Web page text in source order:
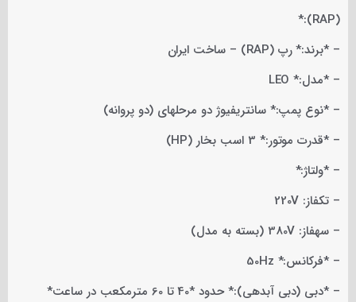
(RAP):*
– *برند:* رپ (RAP) – ساخت ایران
– *مدل:* LEO
– *نوع پمپ:* سانتریفیوژ دو مرحلهای (دو پروانه)
– *قدرت موتور:* 3 اسب بخار (HP)
– *ولتاژ:*
– تکفاز: 220V
– سهفاز: 380V (بسته به مدل)
– *فرکانس:* 50Hz
– *دبی (دبی آبدهی):* حدود *40 تا 60 مترمکعب در ساعت*